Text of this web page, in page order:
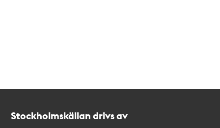
Stockholmskällan drivs av